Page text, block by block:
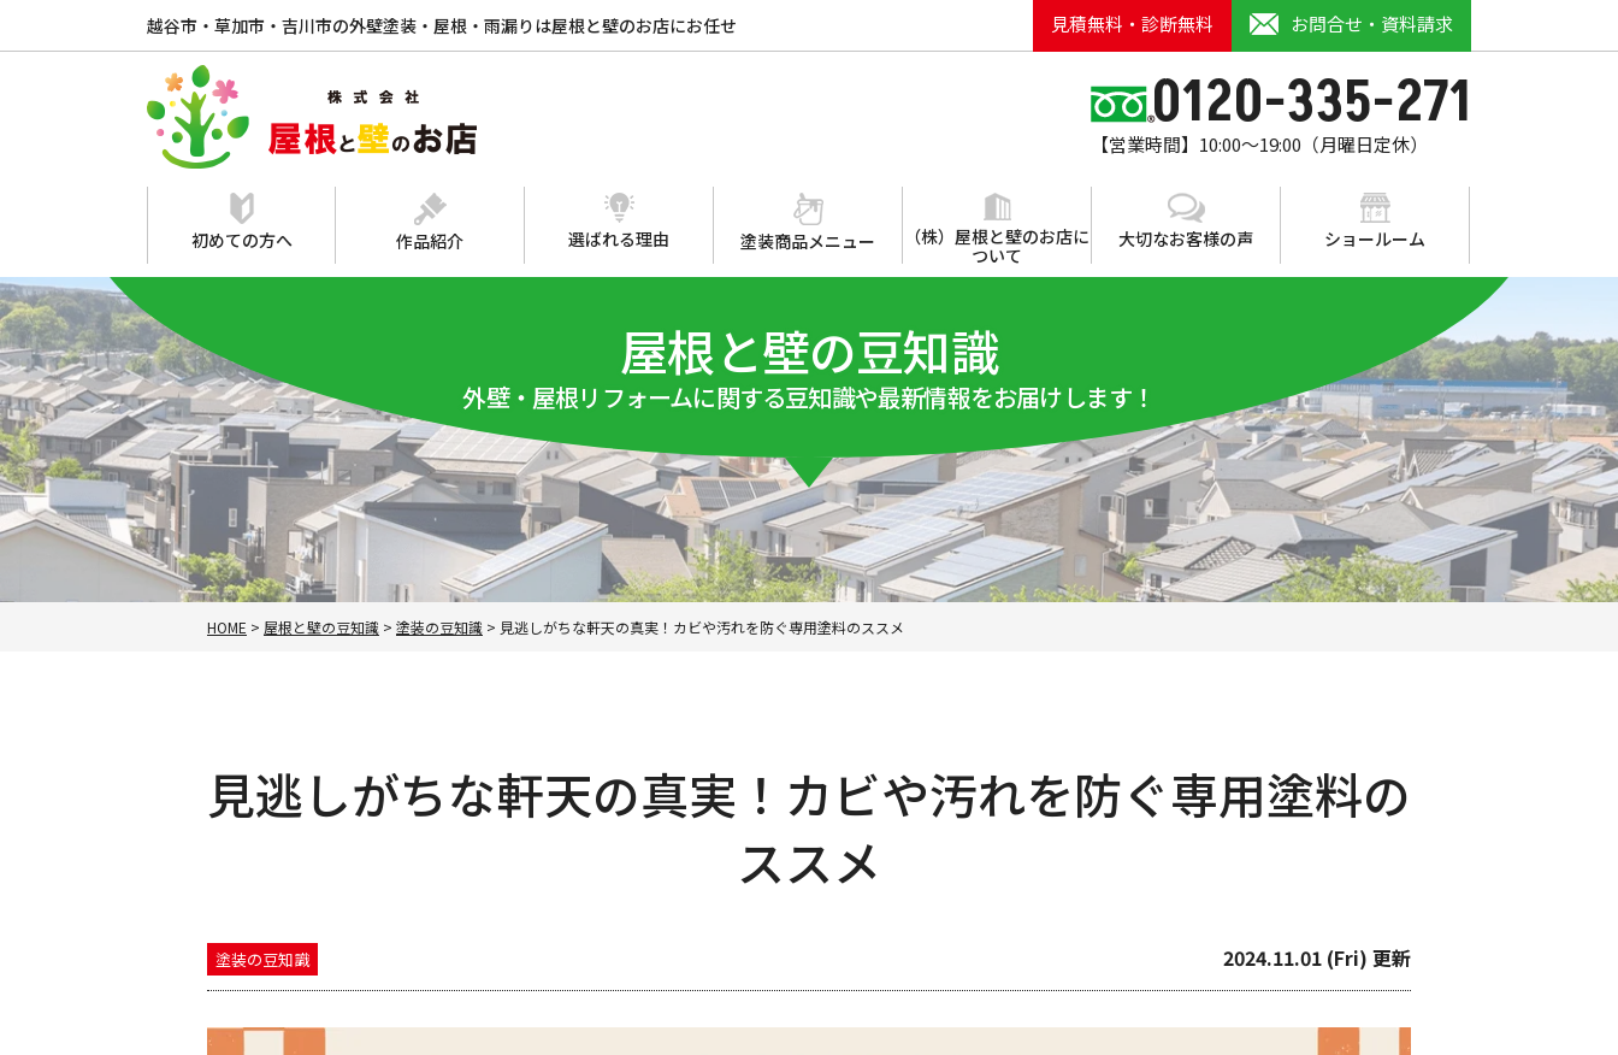
越谷市・草加市・吉川市の外壁塗装・屋根・雨漏りは屋根と壁のお店にお任せ 見積無料・診断無料 お問合せ・資料請求
0120-335-271
【営業時間】10:00～19:00（月曜日定休）
初めての方へ 作品紹介 選ばれる理由 塗装商品メニュー
（株）屋根と壁のお店に
ついて
大切なお客様の声 ショールーム
屋根と壁の豆知識
外壁・屋根リフォームに関する豆知識や最新情報をお届けします！
HOME > 屋根と壁の豆知識 > 塗装の豆知識 > 見逃しがちな軒天の真実！カビや汚れを防ぐ専用塗料のススメ
見逃しがちな軒天の真実！カビや汚れを防ぐ専用塗料の
ススメ
塗装の豆知識 2024.11.01 (Fri) 更新